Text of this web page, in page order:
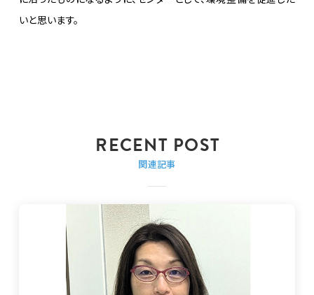
いと思います。
関連記事